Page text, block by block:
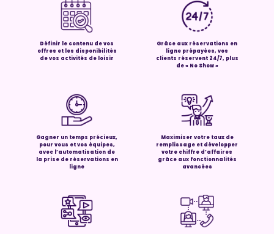
Définir le contenu de vos
offres et les disponibilités
de vos activités de loisir
Grâce aux réservations en
ligne prépayées, vos
clients réservent 24/7, plus
de « No Show »
Gagner un temps précieux,
pour vous et vos équipes,
avec l’automatisation de
la prise de réservations en
ligne
Maximiser votre taux de
remplissage et développer
votre chiffre d’affaires
grâce aux fonctionnalités
avancées